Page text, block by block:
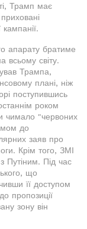
Трамп має
апарату братиме
всьому світу.
Трампа,
плані, ніж
поступившись
роком
чимало "червоних
до
заяв про
Крім того, ЗМІ
Путіним. Під час
що
її доступом
пропозиції
зону він